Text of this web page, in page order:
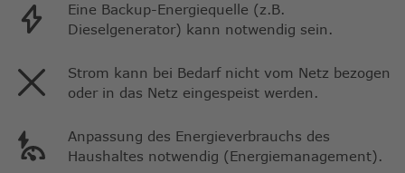
Eine Backup-Energiequelle (z.B.
Dieselgenerator) kann notwendig sein.
Strom kann bei Bedarf nicht vom Netz bezogen
oder in das Netz eingespeist werden.
Anpassung des Energieverbrauchs des
Haushaltes notwendig (Energiemanagement).